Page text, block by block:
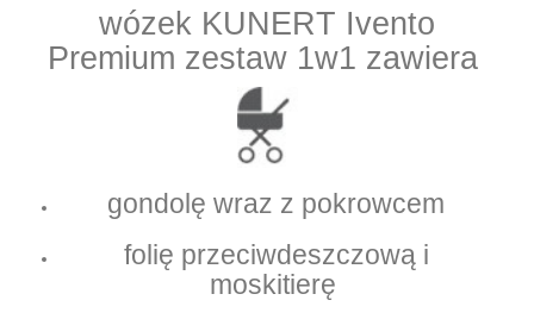
wózek KUNERT Ivento
Premium zestaw 1w1 zawiera
gondolę wraz z pokrowcem
folię przeciwdeszczową i
moskitierę